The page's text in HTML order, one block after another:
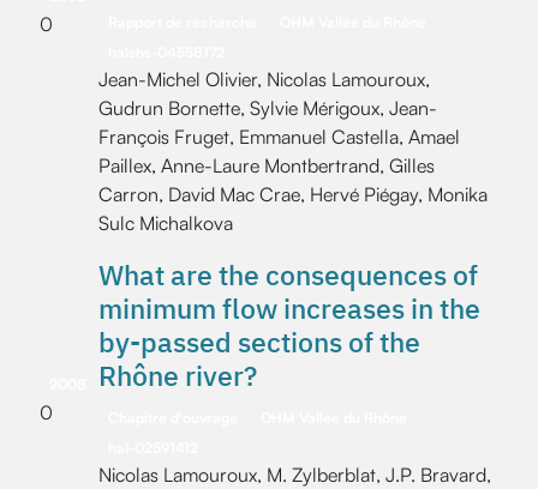
0
Jean-Michel Olivier, Nicolas Lamouroux,
Gudrun Bornette, Sylvie Mérigoux, Jean-
François Fruget, Emmanuel Castella, Amael
Paillex, Anne-Laure Montbertrand, Gilles
Carron, David Mac Crae, Hervé Piégay, Monika
Sulc Michalkova
0
What are the consequences of
minimum flow increases in the
by-passed sections of the
Rhône river?
Nicolas Lamouroux, M. Zylberblat, J.P. Bravard,